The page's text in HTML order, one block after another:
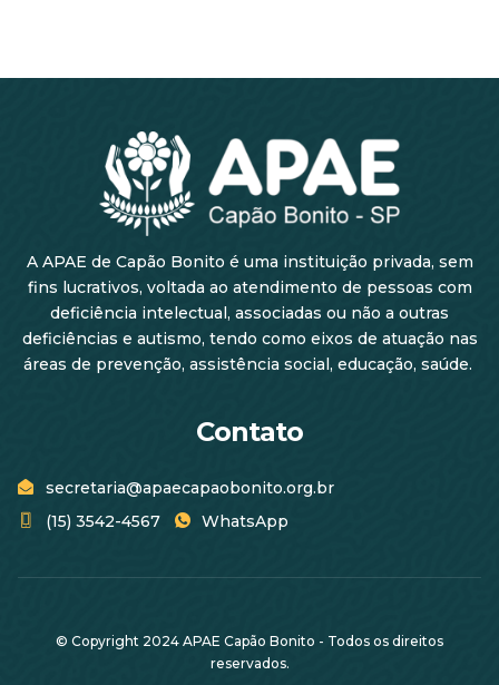
A APAE de Capão Bonito é uma instituição privada, sem
fins lucrativos, voltada ao atendimento de pessoas com
deficiência intelectual, associadas ou não a outras
deficiências e autismo, tendo como eixos de atuação nas
áreas de prevenção, assistência social, educação, saúde.
Contato
secretaria@apaecapaobonito.org.br
(15) 3542-4567
WhatsApp
© Copyright 2024 APAE Capão Bonito - Todos os direitos
reservados.